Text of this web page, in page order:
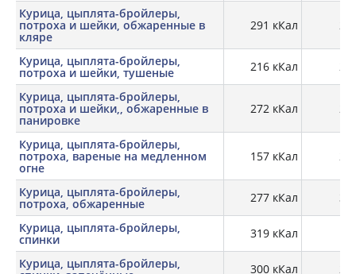
Курица, цыплята-бройлеры,
потроха и шейки, обжаренные в
кляре
291 кКал
Курица, цыплята-бройлеры,
потроха и шейки, тушеные 216 кКал
Курица, цыплята-бройлеры,
потроха и шейки,, обжаренные в
панировке
272 кКал
Курица, цыплята-бройлеры,
потроха, вареные на медленном
огне
157 кКал
Курица, цыплята-бройлеры,
потроха, обжаренные 277 кКал
Курица, цыплята-бройлеры,
спинки 319 кКал
Курица, цыплята-бройлеры,
300 кКал